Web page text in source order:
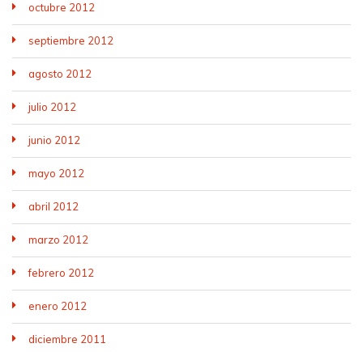
octubre 2012
septiembre 2012
agosto 2012
julio 2012
junio 2012
mayo 2012
abril 2012
marzo 2012
febrero 2012
enero 2012
diciembre 2011